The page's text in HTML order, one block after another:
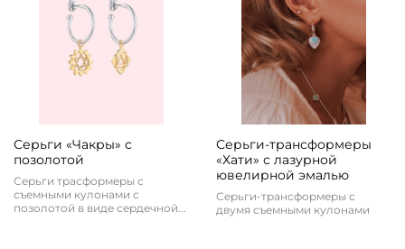
Серьги «Чакры» с
позолотой
Серьги трасформеры с
съемными кулонами с
позолотой в виде сердечной...
Серьги-трансформеры
«Хати» с лазурной
ювелирной эмалью
Серьги-трансформеры с
двумя съемными кулонами